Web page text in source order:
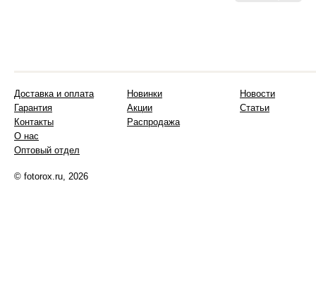
Доставка и оплата
Гарантия
Контакты
О нас
Оптовый отдел
Новинки
Акции
Распродажа
Новости
Статьи
© fotorox.ru, 2026